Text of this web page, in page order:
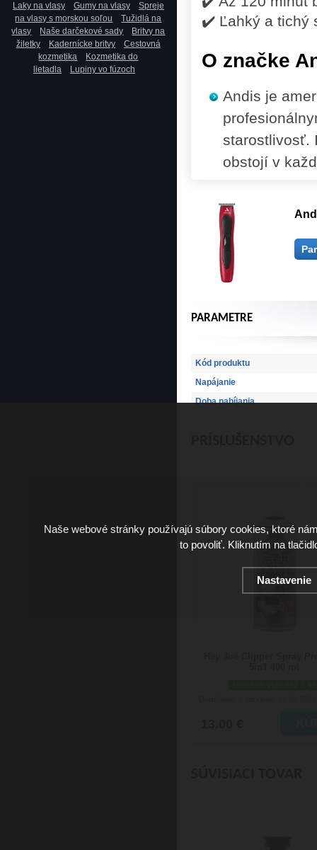
Laky na vlasy Gumy na vlasy
Spreje
na vlasy s morskou soľou
Tužidlá na
vlasy
Naše darčekové sady
Britvy na
žiletky
Kadernícke britvy
Cestovná
kozmetika
Kozmetika do
lietadla
Lupiny vo fúzoch
✔️ Ľahký a tichý
O značke
Andis je
starostlivosť.
obstojí v
PARAMETRE
Kód produktu
Napájanie
Doba nabíjania
Naše webové stránky používajú súbory cookies, ktoré
to povoliť. Kliknutím na
Nastavenie